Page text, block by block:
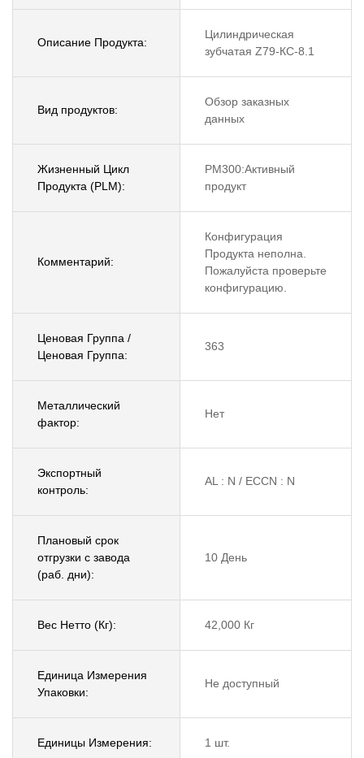
Описание Продукта:
Цилиндрическая
зубчатая Z79-КС-8.1
Вид продуктов:
Обзор заказных
данных
Жизненный Цикл
Продукта (PLM):
PM300:Активный
продукт
Комментарий:
Конфигурация
Продукта неполна.
Пожалуйста проверьте
конфигурацию.
Ценовая Группа /
Ценовая Группа:
363
Металлический
фактор:
Нет
Экспортный
контроль:
AL : N / ECCN : N
Плановый срок
отгрузки с завода
(раб. дни):
10 День
Вес Нетто (Кг): 42,000 Кг
Единица Измерения
Упаковки:
Не доступный
Единицы Измерения: 1 шт.